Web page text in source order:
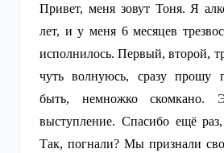
Привет, меня зовут Тоня. Я
лет, и у меня 6 месяцев
исполнилось. Первый, второй,
чуть волнуюсь, сразу прошу
быть, немножко скомкано.
выступление. Спасибо ещё
Так, погнали? Мы признали